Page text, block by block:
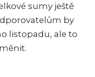
sumy ještě
by
listopadu, ale to